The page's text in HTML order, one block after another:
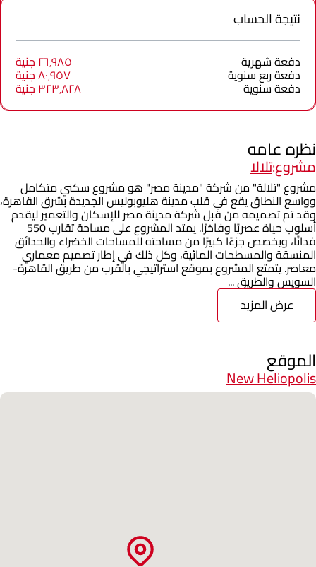
نتيجة الحساب
دفعة شهرية ٢٦٬٩٨٥ جنية
دفعة ربع سنوية ٨٠٬٩٥٧ جنية
دفعة سنوية ٣٢٣٬٨٢٨ جنية
نظره عامه
مشروع:تلالا
مشروع "تلالة" من شركة "مدينة مصر" هو مشروع سكني متكامل
وواسع النطاق يقع في قلب مدينة هليوبوليس الجديدة بشرق القاهرة،
وقد تم تصميمه من قبل شركة مدينة مصر للإسكان والتعمير ليقدم
أسلوب حياة عصريًا وفاخرًا. يمتد المشروع على مساحة تقارب 550
فدانًا، ويخصص جزءًا كبيرًا من مساحته للمساحات الخضراء والحدائق
المنسقة والمسطحات المائية، وكل ذلك في إطار تصميم معماري
معاصر. يتمتع المشروع بموقع استراتيجي بالقرب من طريق القاهرة-
السويس والطريق ...
عرض المزيد
الموقع
New Heliopolis